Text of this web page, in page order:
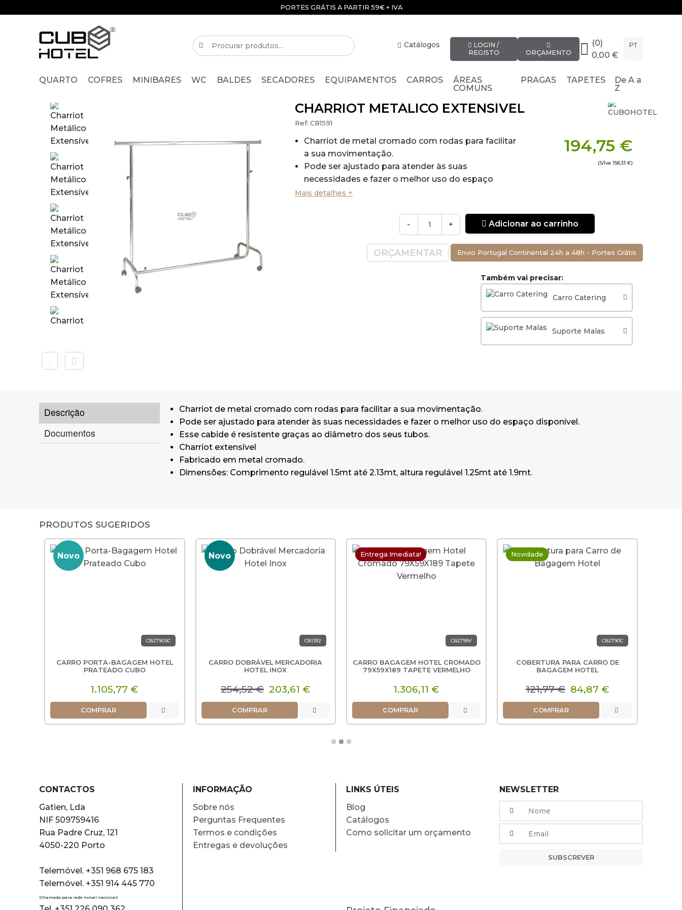
PORTES GRÁTIS A PARTIR 59€ + IVA
Catálogos
LOGIN /
REGISTO
ORÇAMENTO
(0)
0,00 €
PT
QUARTO COFRES MINIBARES WC BALDES SECADORES EQUIPAMENTOS CARROS
ÁREAS
COMUNS
PRAGAS TAPETES
De A a
Z
CHARRIOT METÁLICO EXTENSÍVEL
Ref:CB1591
194,75 €
(S/Iva 158,33 €)
Charriot de metal cromado com rodas para facilitar
a sua movimentação.
Pode ser ajustado para atender às suas
necessidades e fazer o melhor uso do espaço
disponível.
Fabricado em metal cromado.
Dimensões: Comprimento regulável 1.5mt até
Mais detalhes +
- + Adicionar ao carrinho
ORÇAMENTAR Envio Portugal Continental 24h a 48h - Portes Grátis
Também vai precisar:
Carro Catering
Suporte Malas
Descrição
Documentos
Charriot de metal cromado com rodas para facilitar a sua movimentação.
Pode ser ajustado para atender às suas necessidades e fazer o melhor uso do espaço disponível.
Esse cabide é resistente graças ao diâmetro dos seus tubos.
Charriot extensível
Fabricado em metal cromado.
Dimensões: Comprimento regulável 1.5mt até 2.13mt, altura regulável 1.25mt até 1.9mt.
PRODUTOS SUGERIDOS
Novo
CB2790SC
CARRO PORTA-BAGAGEM HOTEL
PRATEADO CUBO
1.105,77 €
COMPRAR
Novo
CB1392
CARRO DOBRÁVEL MERCADORIA
HOTEL INOX
254,52 € 203,61 €
COMPRAR
Entrega Imediata!
CB2799V
CARRO BAGAGEM HOTEL CROMADO
79X59X189 TAPETE VERMELHO
1.306,11 €
COMPRAR
Novidade
CB2790C
COBERTURA PARA CARRO DE
BAGAGEM HOTEL
121,77 € 84,87 €
COMPRAR
CONTACTOS
Gatien, Lda
NIF 509759416
Rua Padre Cruz, 121
4050-220 Porto
Telemóvel. +351 968 675 183
Telemóvel. +351 914 445 770
(Chamada para rede móvel nacional)
INFORMAÇÃO
Sobre nós
Perguntas Frequentes
Termos e condições
Entregas e devoluções
LINKS ÚTEIS
Blog
Catálogos
Como solicitar um orçamento
NEWSLETTER
SUBSCREVER